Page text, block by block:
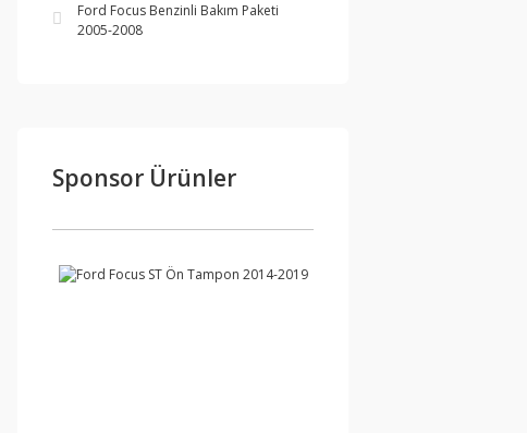
Ford Focus Benzinli Bakım Paketi
2005-2008
Sponsor Ürünler